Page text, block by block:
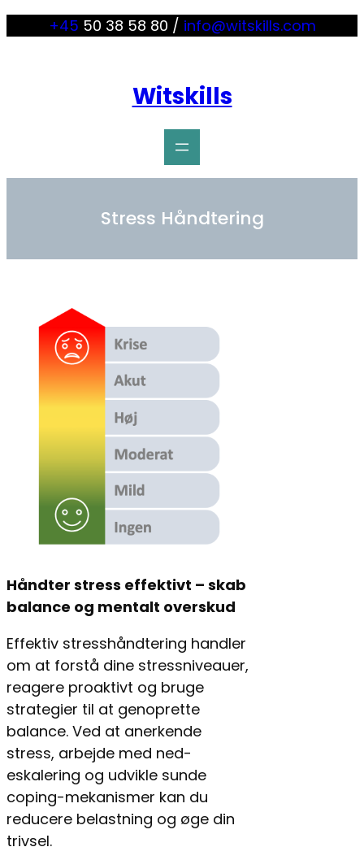
+45 50 38 58 80 / info@witskills.com
Witskills
Stress Håndtering
Håndter stress effektivt – skab
balance og mentalt overskud
Effektiv stresshåndtering handler
om at forstå dine stressniveauer,
reagere proaktivt og bruge
strategier til at genoprette
balance. Ved at anerkende
stress, arbejde med ned-
eskalering og udvikle sunde
coping-mekanismer kan du
reducere belastning og øge din
trivsel.